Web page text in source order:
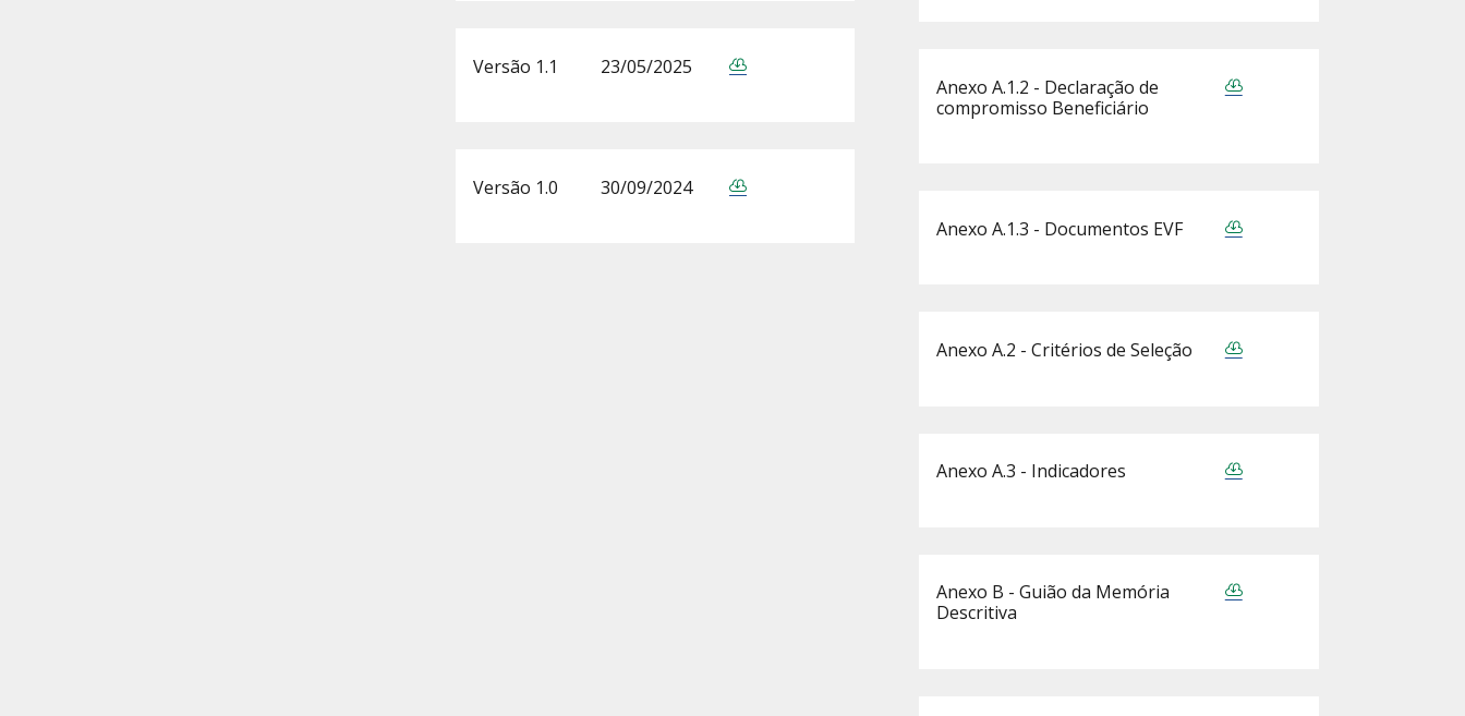
Versão 1.1 23/05/2025
Versão 1.0 30/09/2024
Anexo A.1.2 - Declaração de
compromisso Beneficiário
Anexo A.1.3 - Documentos EVF
Anexo A.2 - Critérios de Seleção
Anexo A.3 - Indicadores
Anexo B - Guião da Memória
Descritiva